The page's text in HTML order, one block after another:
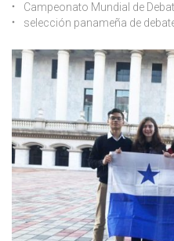
Campeonato Mundial de
selección panameña de